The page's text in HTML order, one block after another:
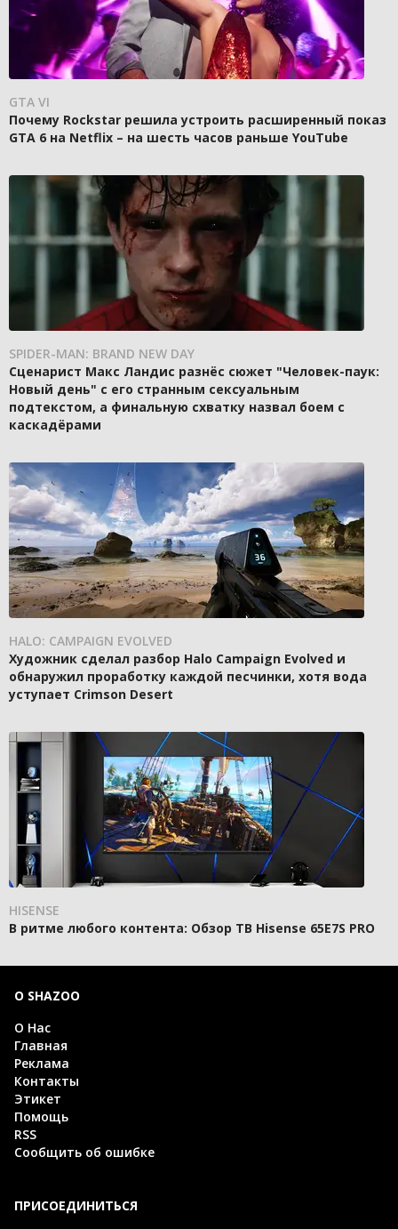
GTA VI
Почему Rockstar решила устроить расширенный показ
GTA 6 на Netflix – на шесть часов раньше YouTube
SPIDER-MAN: BRAND NEW DAY
Сценарист Макс Ландис разнёс сюжет "Человек-паук:
Новый день" с его странным сексуальным
подтекстом, а финальную схватку назвал боем с
каскадёрами
HALO: CAMPAIGN EVOLVED
Художник сделал разбор Halo Campaign Evolved и
обнаружил проработку каждой песчинки, хотя вода
уступает Crimson Desert
HISENSE
В ритме любого контента: Обзор ТВ Hisense 65E7S PRO
О SHAZOO
О Нас
Главная
Реклама
Контакты
Этикет
Помощь
RSS
Сообщить об ошибке
ПРИСОЕДИНИТЬСЯ